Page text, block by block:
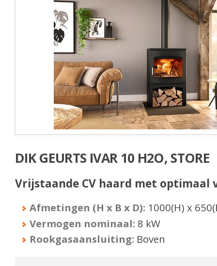
DIK GEURTS IVAR 10 H2O, STORE
Vrijstaande CV haard met optimaal
Afmetingen (H x B x D): 1000(H) x 650
Vermogen nominaal: 8 kW
Rookgasaansluiting: Boven